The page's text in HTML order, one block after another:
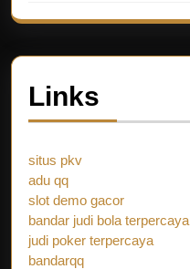
Links
situs pkv
adu qq
slot demo gacor
bandar judi bola terpercaya
judi poker terpercaya
bandarqq